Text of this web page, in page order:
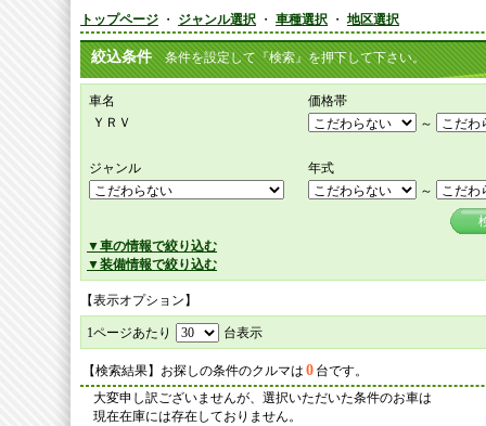
トップページ ・ ジャンル選択 ・ 車種選択 ・ 地区選択
絞込条件 条件を設定して『検索』を押下して下さい。
車名
価格帯
ＹＲＶ
～
ジャンル
年式
～
▼車の情報で絞り込む
▼装備情報で絞り込む
【表示オプション】
1ページあたり 台表示
【検索結果】お探しの条件のクルマは 0 台です。
大変申し訳ございませんが、選択いただいた条件のお車は
現在在庫には存在しておりません。